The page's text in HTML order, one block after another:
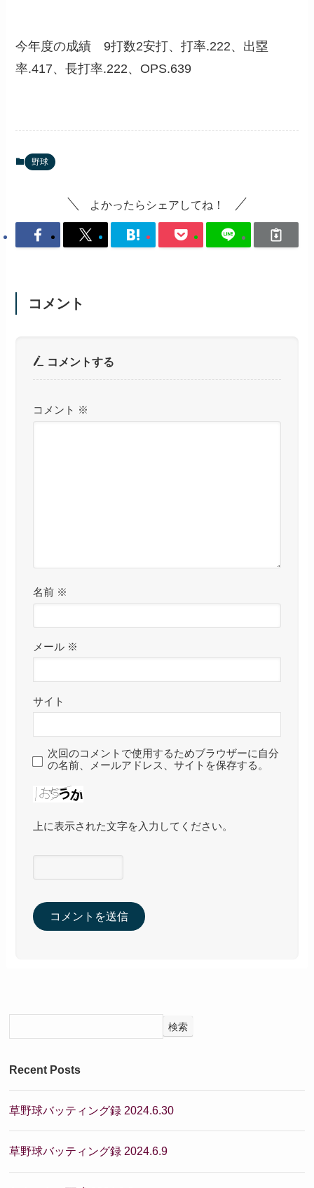
今年度の成績 9打数2安打、打率.222、出塁
率.417、長打率.222、OPS.639
野球
よかったらシェアしてね！
コメント
コメントする
コメント ※
名前 ※
メール ※
サイト
次回のコメントで使用するためブラウザーに自分
の名前、メールアドレス、サイトを保存する。
上に表示された文字を入力してください。
検索
Recent Posts
草野球バッティング録 2024.6.30
草野球バッティング録 2024.6.9